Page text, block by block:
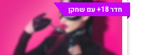
חדר 18+ עם שחקן